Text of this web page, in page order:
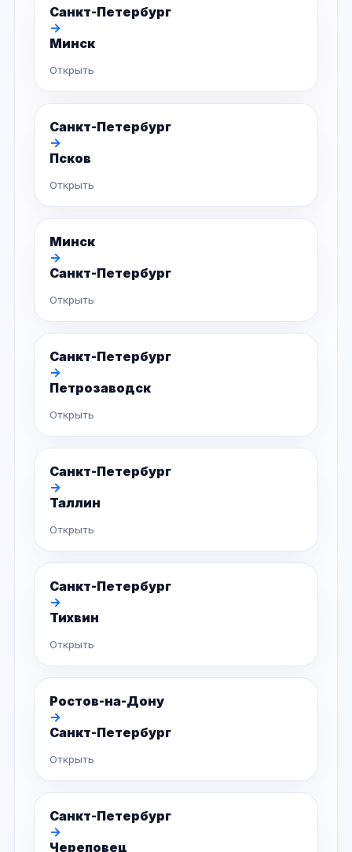
Санкт-Петербург
→
Минск
Открыть
Санкт-Петербург
→
Псков
Открыть
Минск
→
Санкт-Петербург
Открыть
Санкт-Петербург
→
Петрозаводск
Открыть
Санкт-Петербург
→
Таллин
Открыть
Санкт-Петербург
→
Тихвин
Открыть
Ростов-на-Дону
→
Санкт-Петербург
Открыть
Санкт-Петербург
→
Череповец